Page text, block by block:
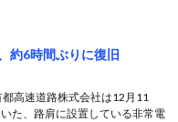
約6時間ぶりに復旧
高速道路株式会社は12月11
た、路肩に設置している非常電